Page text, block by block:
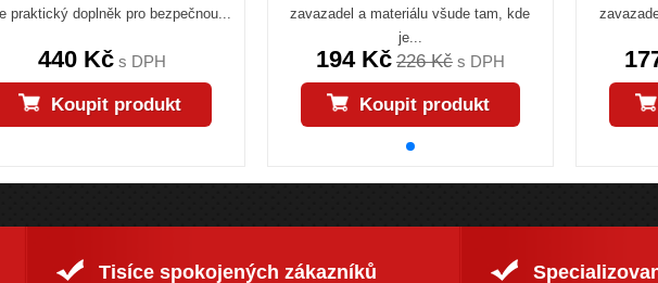
praktický doplněk pro bezpečnou...
440 Kčs DPH
Koupit produkt
zavazadel a materiálu všude tam, kde
je...
194 Kč 226 Kčs DPH
Koupit produkt
Tisíce spokojených zákazníků